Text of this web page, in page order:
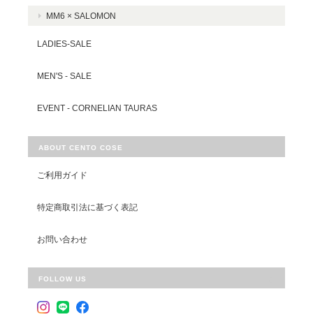
MM6 × SALOMON
LADIES-SALE
MEN'S - SALE
EVENT - CORNELIAN TAURAS
ABOUT CENTO COSE
ご利用ガイド
特定商取引法に基づく表記
お問い合わせ
FOLLOW US